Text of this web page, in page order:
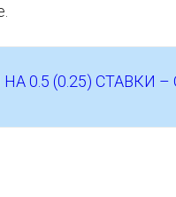
0.5 (0.25) СТАВКИ –